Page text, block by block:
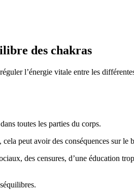
des chakras
l’énergie vitale entre les
toutes les parties du corps.
peut avoir des conséquences sur le
des censures, d’une éducation